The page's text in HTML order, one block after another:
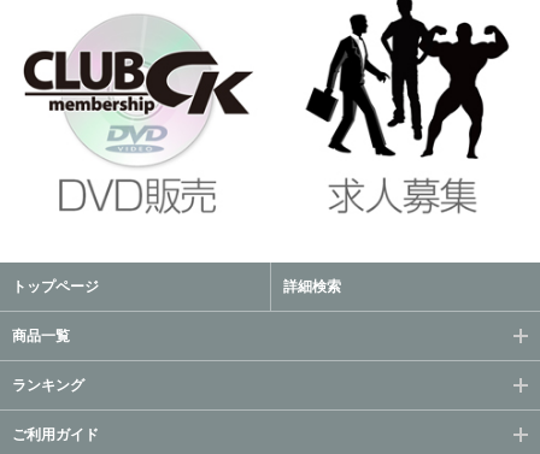
トップページ 詳細検索
商品一覧
ランキング
ご利用ガイド